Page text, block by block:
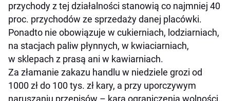
przychody z tej działalności stanowią co najmniej 40
proc. przychodów ze sprzedaży danej placówki.
Ponadto nie obowiązuje w cukierniach, lodziarniach,
na stacjach paliw płynnych, w kwiaciarniach,
w sklepach z prasą ani w kawiarniach.
Za złamanie zakazu handlu w niedziele grozi od
1000 zł do 100 tys. zł kary, a przy uporczywym
naruszaniu przepisów – kara ograniczenia wolności.